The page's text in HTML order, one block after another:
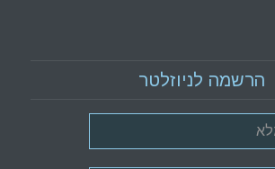
הרשמה לניוזלטר